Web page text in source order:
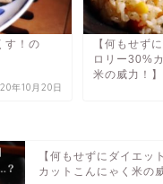
す！の
年10月20日
【何もせず
ロリー30%
米の威力！】
【何もせずにダイエッ
カットこんにゃく米の